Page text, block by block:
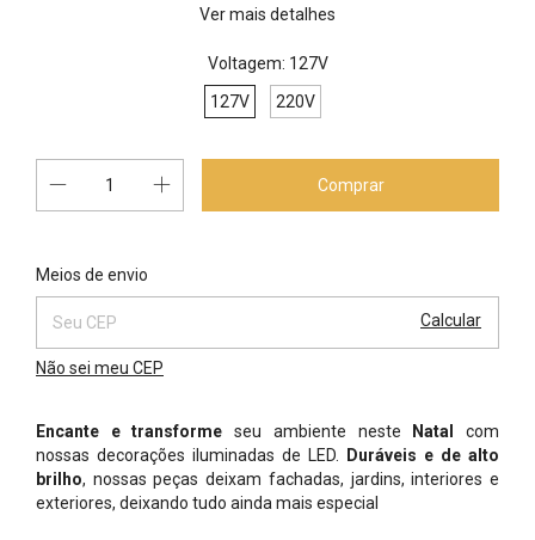
Ver mais detalhes
Voltagem: 127V
127V
220V
Entregas para o CEP:
Meios de envio
Calcular
Não sei meu CEP
Encante e transforme seu ambiente neste Natal
com
nossas decorações iluminadas de LED.
Duráveis e de alto
brilho, nossas peças deixam fachadas, jardins, interiores e
exteriores, deixando tudo ainda mais especial